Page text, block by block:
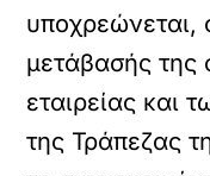
υποχρεώνεται,
μετάβασής
εταιρείας και
της Τράπεζας